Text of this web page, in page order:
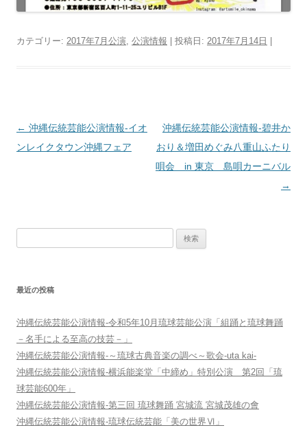
カテゴリー: 2017年7月公演 公演情報 | 投稿日: 2017年7月14日 |
投
稿
← 沖縄伝統芸能公演情報‐イオ
ンレイクタウン沖縄フェア
沖縄伝統芸能公演情報‐碧井か
おり＆増田めぐみ八重山ふたり
唄会 in 東京 島唄カーニバル
→
索:
最近の投稿
沖縄伝統芸能公演情報-令和5年10月琉球芸能公演「組踊と琉球舞踊
－名手による至高の技芸－」
沖縄伝統芸能公演情報-～琉球古典音楽の調べ～歌会-uta kai-
沖縄伝統芸能公演情報-横浜能楽堂「中締め」特別公演 第2回「琉
球芸能600年」
沖縄伝統芸能公演情報-第三回 琉球舞踊 宮城流 宮城茂雄の會
沖縄伝統芸能公演情報-琉球伝統芸能「美の世界Ⅵ」